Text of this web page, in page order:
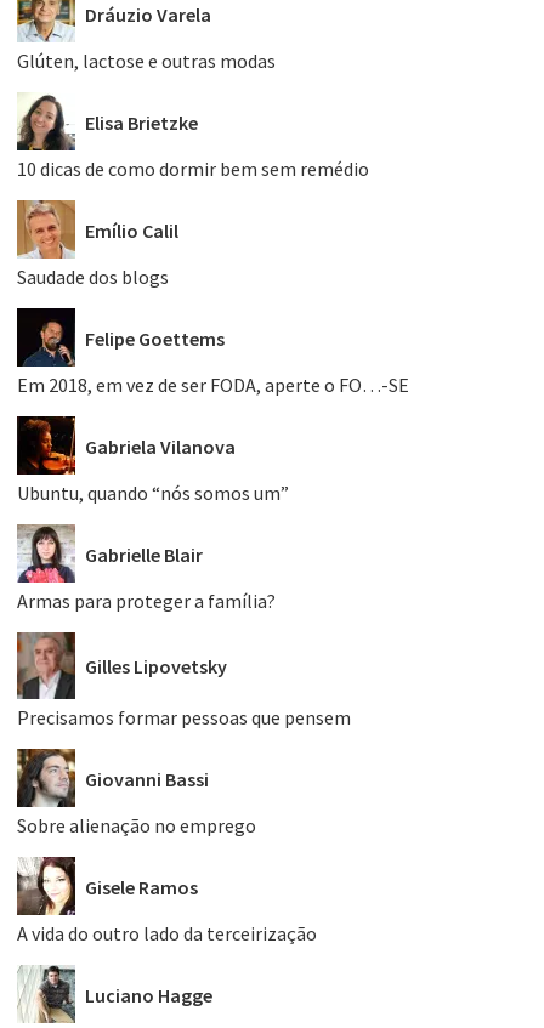
Dráuzio Varela
Glúten, lactose e outras modas
Elisa Brietzke
10 dicas de como dormir bem sem remédio
Emílio Calil
Saudade dos blogs
Felipe Goettems
Em 2018, em vez de ser FODA, aperte o FO…-SE
Gabriela Vilanova
Ubuntu, quando “nós somos um”
Gabrielle Blair
Armas para proteger a família?
Gilles Lipovetsky
Precisamos formar pessoas que pensem
Giovanni Bassi
Sobre alienação no emprego
Gisele Ramos
A vida do outro lado da terceirização
Luciano Hagge